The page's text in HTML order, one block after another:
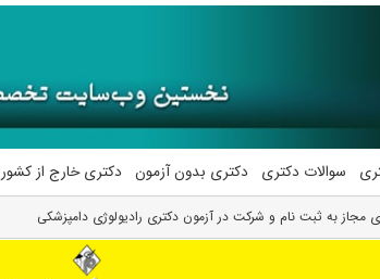
سوالات دکتری دکتری بدون آزمون دکتری خارج از کشور
مجاز به ثبت نام و شرکت در آزمون دکتری رادیولوژی دامپزشکی